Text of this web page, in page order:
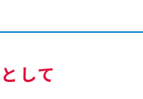
して